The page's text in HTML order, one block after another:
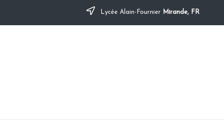
Lycée Alain-Fournier Mirande, FR